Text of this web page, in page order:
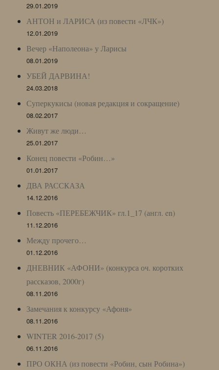
29.01.2019
АНТОН и ЛАРИСА (из повести «ЛЧК»)
12.01.2019
Вечер «Наполеона» у Ларисы
08.01.2019
УБЕЙ ДАРВИНА!
24.03.2018
Суперкукисы (новая редакция и сокращение)
08.02.2017
Живут же люди…
25.01.2017
Конец повести «Робин…»
01.01.2017
ДВА РАССКАЗА
14.12.2016
Повесть «ПЕРЕБЕЖЧИК» гл.1_17 (англ. en)
11.12.2016
Между прочего…
01.12.2016
ДНЕВНИК «АФОНИ» (конкурса оч. коротких
рассказов, 2000г)
08.11.2016
Замечания к конкурсу «Афоня»
08.11.2016
WINTER 2016-2017 (5)
06.11.2016
ПРО ОКНА (из повести «Робин, сын Робина»)